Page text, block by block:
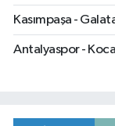
Kasımpaşa -
Antalyaspor -